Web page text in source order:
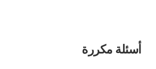
أسئلة مكررة